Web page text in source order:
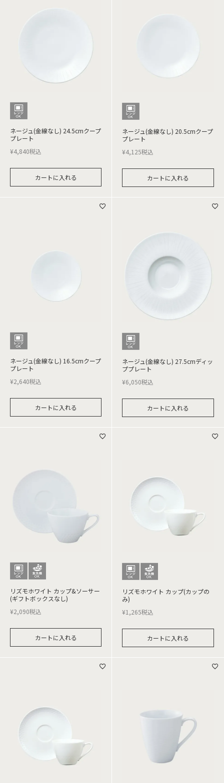
ネージュ(金線なし) 24.5cmクープ
プレート
¥4,840税込
カートに入れる
ネージュ(金線なし) 20.5cmクープ
プレート
¥4,125税込
カートに入れる
ネージュ(金線なし) 16.5cmクープ
プレート
¥2,640税込
カートに入れる
ネージュ(金線なし) 27.5cmディッ
ププレート
¥6,050税込
カートに入れる
リズモホワイト カップ&ソーサー
(ギフトボックスなし)
¥2,090税込
カートに入れる
リズモホワイト カップ(カップの
み)
¥1,265税込
カートに入れる